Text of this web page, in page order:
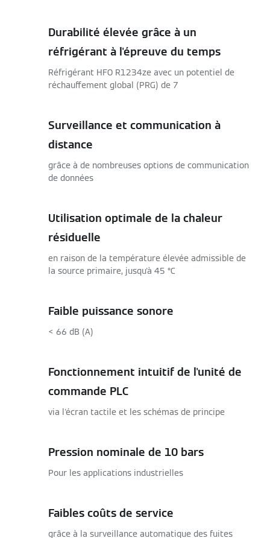
Durabilité élevée grâce à un
réfrigérant à l'épreuve du temps
Réfrigérant HFO R1234ze avec un potentiel de
réchauffement global (PRG) de 7
Surveillance et communication à
distance
grâce à de nombreuses options de communication
de données
Utilisation optimale de la chaleur
résiduelle
en raison de la température élevée admissible de
la source primaire, jusqu'à 45 °C
Faible puissance sonore
< 66 dB (A)
Fonctionnement intuitif de l'unité de
commande PLC
via l'écran tactile et les schémas de principe
Pression nominale de 10 bars
Pour les applications industrielles
Faibles coûts de service
grâce à la surveillance automatique des fuites